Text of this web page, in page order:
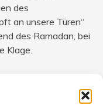
des
an unsere Türen“
des Ramadan, bei
Klage.
Gesellschaft vor
weitgehende